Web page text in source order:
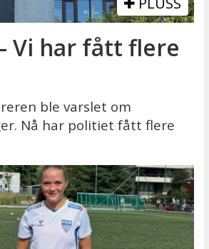
Vi har fått flere
ble varslet om
Nå har politiet fått flere